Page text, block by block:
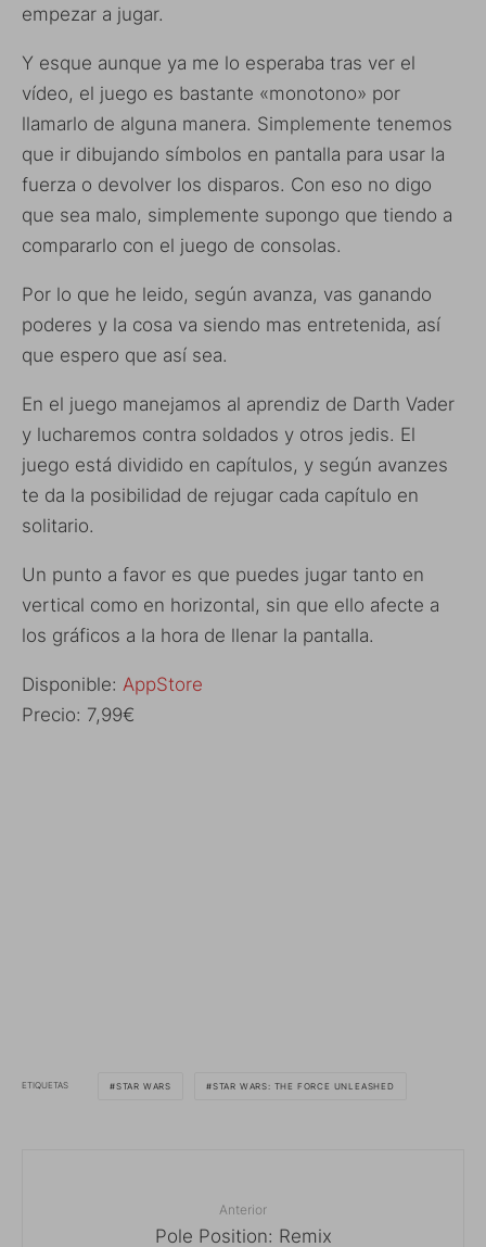
empezar a jugar.
Y esque aunque ya me lo esperaba tras ver el
vídeo, el juego es bastante «monotono» por
llamarlo de alguna manera. Simplemente tenemos
que ir dibujando símbolos en pantalla para usar la
fuerza o devolver los disparos. Con eso no digo
que sea malo, simplemente supongo que tiendo a
compararlo con el juego de consolas.
Por lo que he leido, según avanza, vas ganando
poderes y la cosa va siendo mas entretenida, así
que espero que así sea.
En el juego manejamos al aprendiz de Darth Vader
y lucharemos contra soldados y otros jedis. El
juego está dividido en capítulos, y según avanzes
te da la posibilidad de rejugar cada capítulo en
solitario.
Un punto a favor es que puedes jugar tanto en
vertical como en horizontal, sin que ello afecte a
los gráficos a la hora de llenar la pantalla.
Disponible: AppStore
Precio: 7,99€
ETIQUETAS STAR WARS STAR WARS: THE FORCE UNLEASHED
Anterior
Pole Position: Remix